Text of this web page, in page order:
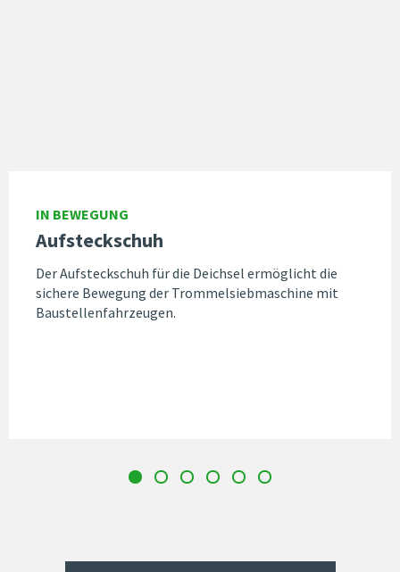
IN BEWEGUNG
Aufsteckschuh
Der Aufsteckschuh für die Deichsel ermöglicht die
sichere Bewegung der Trommelsiebmaschine mit
Baustellenfahrzeugen.